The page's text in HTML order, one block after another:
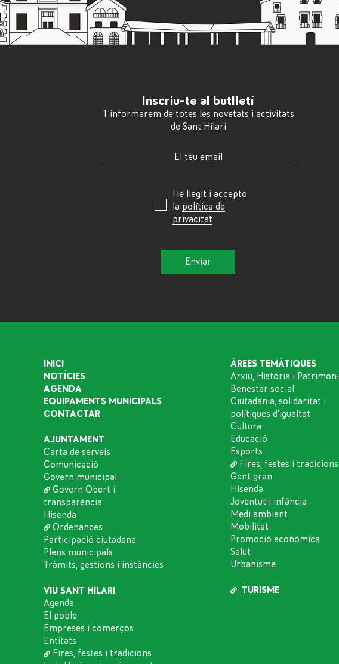
Inscriu-te al butlletí
T'informarem de totes les novetats i activitats
de Sant Hilari
He llegit i accepto
la política de
privacitat
INICI
NOTÍCIES
AGENDA
EQUIPAMENTS MUNICIPALS
CONTACTAR
AJUNTAMENT
Carta de serveis
Comunicació
Govern municipal
Govern Obert i
transparència
Hisenda
Ordenances
Participació ciutadana
Plens municipals
Tràmits, gestions i instàncies
VIU SANT HILARI
Agenda
El poble
Empreses i comerços
Entitats
Fires, festes i tradicions
ÀREES TEMÀTIQUES
Arxiu, Història i Patrimoni
Benestar social
Ciutadania, solidaritat i
polítiques d'igualtat
Cultura
Educació
Esports
Fires, festes i tradicions
Gent gran
Hisenda
Joventut i infància
Medi ambient
Mobilitat
Promoció econòmica
Salut
Urbanisme
TURISME